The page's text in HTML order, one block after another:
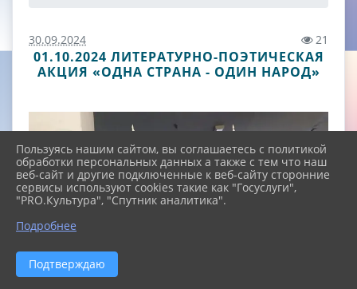
30.09.2024 21
01.10.2024 ЛИТЕРАТУРНО-ПОЭТИЧЕСКАЯ
АКЦИЯ «ОДНА СТРАНА - ОДИН НАРОД»
Пользуясь нашим сайтом, вы соглашаетесь с политикой
обработки персональных данных а также с тем что наш
веб-сайт и другие подключенные к веб-сайту сторонние
сервисы используют cookies такие как "Госуслуги",
"PRO.Культура", "Спутник аналитика".
Подробнее
Подтверждаю